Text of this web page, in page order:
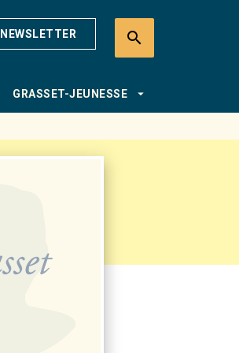
NEWSLETTER search
GRASSET-JEUNESSE arrow_drop_down